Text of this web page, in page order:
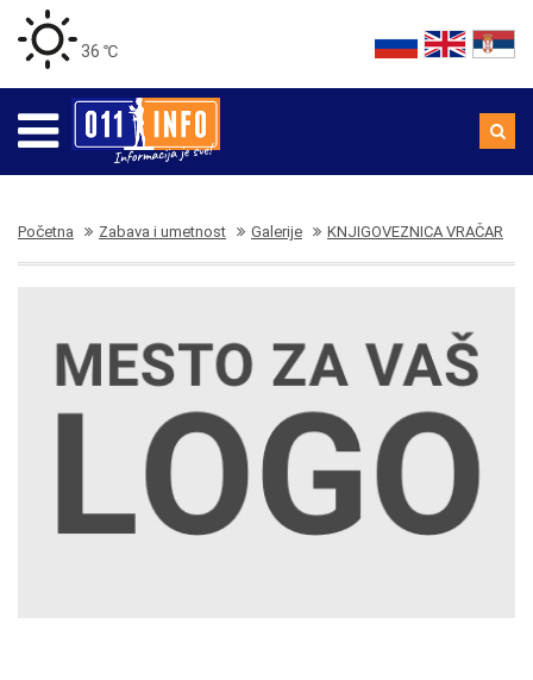
36 ℃
Početna Zabava i umetnost Galerije KNJIGOVEZNICA VRAČAR